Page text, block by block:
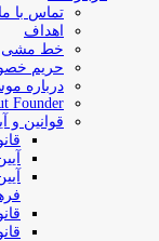
تماس با ما
اهداف
خط مشی
حریم
درباره
Founder
قوانین و